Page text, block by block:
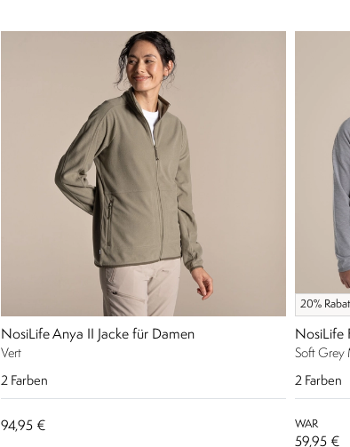
NosiLife Anya II Jacke für Damen
Vert
2 Farben
94,95 €
20%
NosiLife
Soft Grey
2 Farben
WAR
59,95 €